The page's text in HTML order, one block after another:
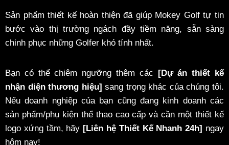
Sản phẩm thiết kế hoàn thiện đã giúp Mokey Golf tự tin
bước vào thị trường ngách đầy tiềm năng, sẵn sàng
chinh phục những Golfer khó tính nhất.
Bạn có thể chiêm ngưỡng thêm các [Dự án thiết kế
nhận diện thương hiệu] sang trọng khác của chúng tôi.
Nếu doanh nghiệp của bạn cũng đang kinh doanh các
sản phẩm/phụ kiện thể thao cao cấp và cần một thiết kế
logo xứng tầm, hãy [Liên hệ Thiết Kế Nhanh 24h] ngay
hôm nay!